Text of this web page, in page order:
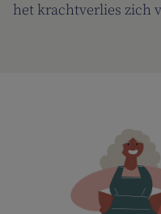
het krachtverlies zich